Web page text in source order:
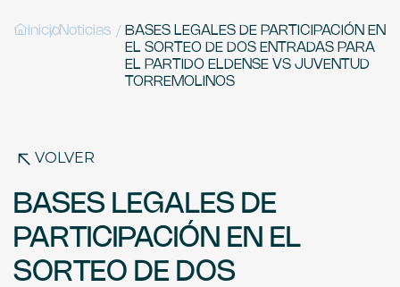
Inicio
/ Noticias / BASES LEGALES DE PARTICIPACIÓN EN
EL SORTEO DE DOS ENTRADAS PARA
EL PARTIDO ELDENSE VS JUVENTUD
TORREMOLINOS
VOLVER
BASES LEGALES DE
PARTICIPACIÓN EN EL
SORTEO DE DOS